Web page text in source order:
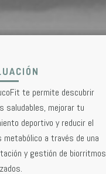
te permite descubrir
saludables, mejorar tu
deportivo y reducir el
a través de una
y gestión de biorritmos